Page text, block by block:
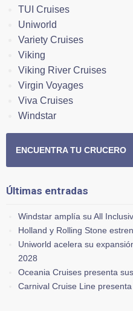
TUI Cruises
Uniworld
Variety Cruises
Viking
Viking River Cruises
Virgin Voyages
Viva Cruises
Windstar
ENCUENTRA TU CRUCERO
Últimas entradas
Windstar amplía su All
Holland y Rolling Stone
Uniworld acelera su
2028
Oceania Cruises presenta
Carnival Cruise Line